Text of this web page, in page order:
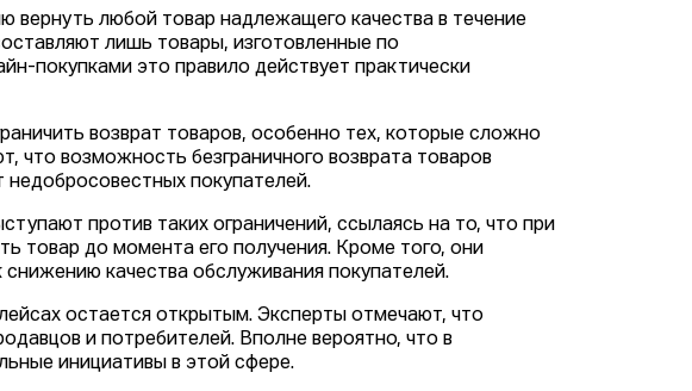
вернуть любой товар надлежащего качества в течение
лишь товары, изготовленные по
покупками это правило действует практически
возврат товаров, особенно тех, которые сложно
что возможность безграничного возврата товаров
недобросовестных покупателей.
против таких ограничений, ссылаясь на то, что при
товар до момента его получения. Кроме того, они
качества обслуживания покупателей.
остается открытым. Эксперты отмечают, что
и потребителей. Вполне вероятно, что в
инициативы в этой сфере.